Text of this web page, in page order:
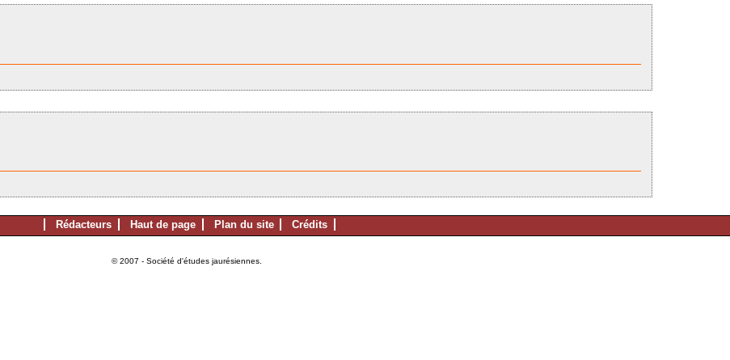
Rédacteurs Haut de page Plan du site Crédits
© 2007 - Société d'études jaurésiennes.